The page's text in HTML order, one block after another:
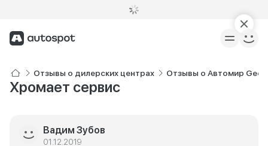
Отзывы о дилерских центрах Отзывы о Автомир
Хромает сервис
Вадим Зубов
01.12.2019